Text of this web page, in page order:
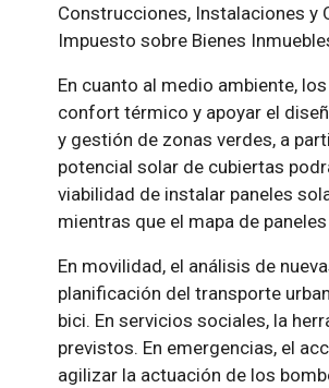
Construcciones, Instalaciones y
Impuesto sobre Bienes
En cuanto al medio ambiente,
confort térmico y apoyar el
y gestión de zonas verdes, a
potencial solar de cubiertas
viabilidad de instalar paneles
mientras que el mapa de
En movilidad, el análisis de
planificación del transporte
bici. En servicios sociales, la
previstos. En emergencias, el
agilizar la actuación de los